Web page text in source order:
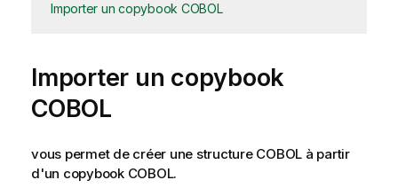
Importer un copybook COBOL
Importer un copybook
COBOL
vous permet de créer une structure COBOL à partir
d'un copybook COBOL.